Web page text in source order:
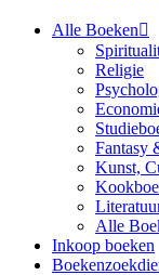
Alle Boeken
Religie
Fantasy
Kunst,
Alle
Inkoop boeken